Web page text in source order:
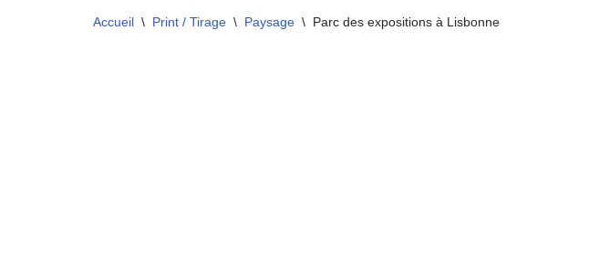
Accueil \ Print / Tirage \ Paysage \ Parc des expositions à Lisbonne